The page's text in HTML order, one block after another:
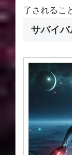
了されるこ
サバイ